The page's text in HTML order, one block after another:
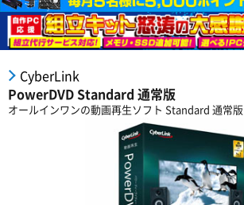
CyberLink
PowerDVD Standard 通常版
オールインワンの動画再生ソフト Standard 通常版